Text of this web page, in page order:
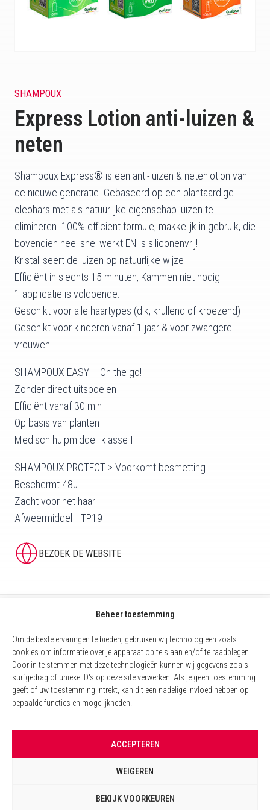
Beheer toestemming
Om de beste ervaringen te bieden, gebruiken wij technologieën zoals
cookies om informatie over je apparaat op te slaan en/of te raadplegen.
Door in te stemmen met deze technologieën kunnen wij gegevens zoals
surfgedrag of unieke ID's op deze site verwerken. Als je geen toestemming
geeft of uw toestemming intrekt, kan dit een nadelige invloed hebben op
bepaalde functies en mogelijkheden.
ACCEPTEREN
WEIGEREN
BEKIJK VOORKEUREN
SHAMPOUX
Express Lotion anti-luizen &
neten
Shampoux Express® is een anti-luizen & netenlotion van
de nieuwe generatie. Gebaseerd op een plantaardige
oleohars met als natuurlijke eigenschap luizen te
elimineren. 100% efficient formule, makkelijk in gebruik, die
bovendien heel snel werkt EN is siliconenvrij!
Kristalliseert de luizen op natuurlijke wijze
Efficiënt in slechts 15 minuten, Kammen niet nodig.
1 applicatie is voldoende.
Geschikt voor alle haartypes (dik, krullend of kroezend)
Geschikt voor kinderen vanaf 1 jaar & voor zwangere
vrouwen.
SHAMPOUX EASY – On the go!
Zonder direct uitspoelen
Efficiënt vanaf 30 min
Op basis van planten
Medisch hulpmiddel: klasse I
SHAMPOUX PROTECT > Voorkomt besmetting
Beschermt 48u
Zacht voor het haar
Afweermiddel– TP19
BEZOEK DE WEBSITE